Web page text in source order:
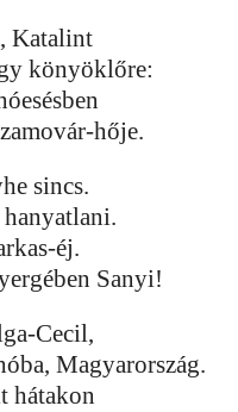
Katalint
könyöklőre:
hője.
sincs.
éj.
Sanyi!
Cecil,
Magyarország.
hátakon